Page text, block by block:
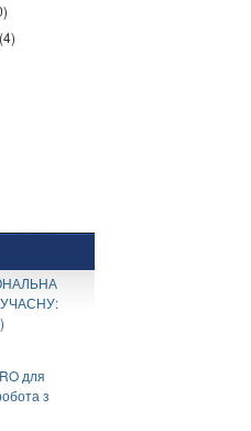
(4)
для
з